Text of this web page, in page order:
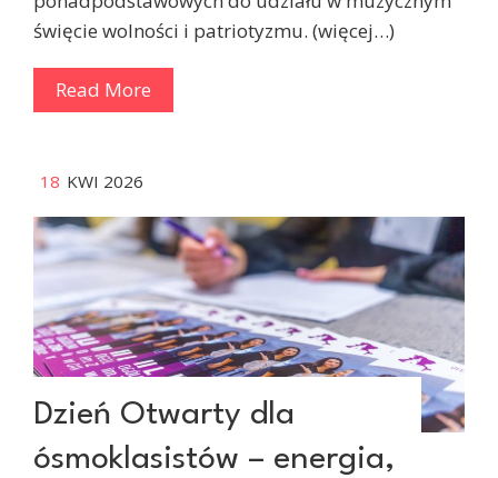
święcie wolności i patriotyzmu. (więcej…)
Read More
18 KWI 2026
Dzień Otwarty dla
ósmoklasistów – energia,